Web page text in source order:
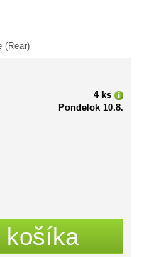
(Rear)
4 ks
Pondelok 10.8.